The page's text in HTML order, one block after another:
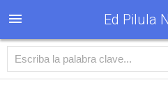
Ed Pilula